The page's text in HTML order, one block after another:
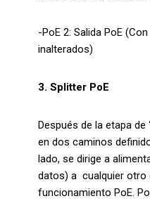
-PoE 2: Salida PoE
inalterados)
3. Splitter PoE
Después de la etapa de
en dos caminos
lado, se dirige a
datos) a cualquier otro
funcionamiento PoE.